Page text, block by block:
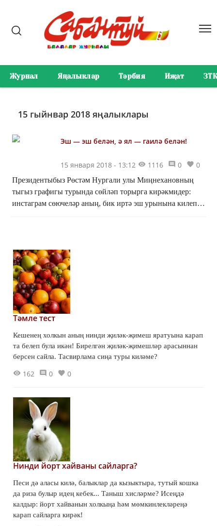
Журнал Яңалыклар Тәрбия Иҗат ЗТК
15 гыйнвар 2018 яңалыклары
Эш — эш белән, ә ял — гаилә белән!
15 января 2018 - 13:12 1116 0 0
Президентыбыз Рөстәм Нургали улы Миңнехановның
тыгыз графигы турында сөйләп торырга кирәкмидер:
инстаграм сөючеләр аның, бик иртә эш урынына килеп,
Тәмле тест
Кешенең холкын аның нинди җиләк-җимеш яратуына карап
та белеп була икән! Бирелгән җиләк-җимешләр арасыннан
берсен сайла. Тасвирлама сиңа туры киләме?
162 0 0
Нинди йорт хайваны сайларга?
Песи дә аласы килә, балыклар да кызыктыра, тутый кошка
да риза булыр идең кебек... Таныш хисләрме? Исеңдә
калдыр: йорт хайванын холкыңа һәм мөмкинлекләреңә
карап сайларга кирәк!